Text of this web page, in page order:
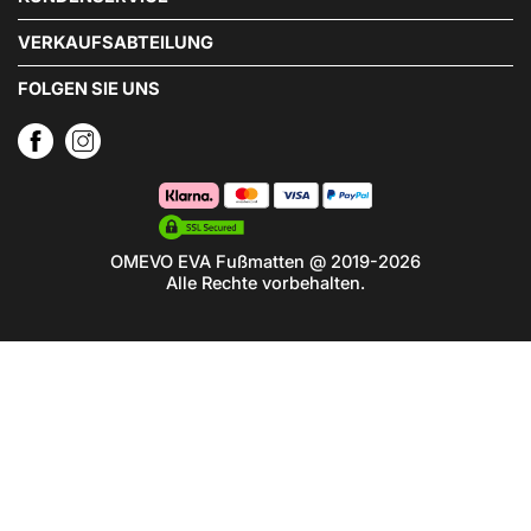
VERKAUFSABTEILUNG
FOLGEN SIE UNS
OMEVO EVA Fußmatten @ 2019-2026
Alle Rechte vorbehalten.